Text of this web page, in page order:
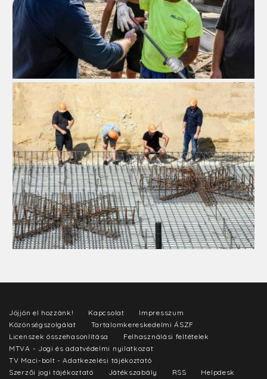
Jöjjön el hozzánk! Kapcsolat
Impresszum
Közönségszolgálat
Tartalomkereskedelmi ÁSZF
Licenszek összehasonlítása
Felhasználási feltételek
MTVA - Jogi és adatvédelmi nyilatkozat
TV Maci-bolt - Adatkezelési tájékoztató
Szerzői jogi tájékoztató
Játékszabály RSS Helpdesk